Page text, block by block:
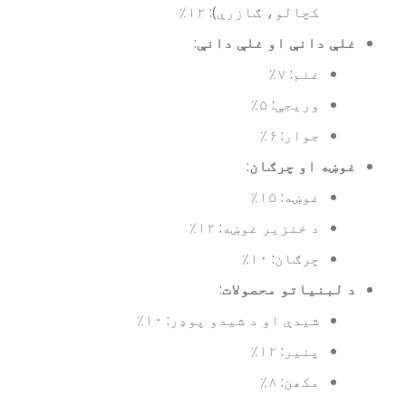
کچالو، ګازرې): ۱۲٪
غلې دانې او غلې دانې:
غنم: ۷٪
وريجې: ۵٪
جوار: ۶٪
غوښه او چرګان:
غوښه: ۱۵٪
د خنزیر غوښه: ۱۲٪
چرګان: ۱۰٪
د لبنیاتو محصولات:
شیدې او د شیدو پوډر: ۱۰٪
پنیر: ۱۲٪
مکھن: ۸٪